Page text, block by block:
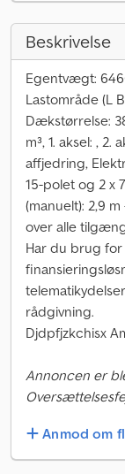
Beskrivelse
Egentvægt:
Lastområde (L
Dækstørrelse:
m³, 1. aksel: , 2.
affjedring,
15-polet og 2 x
(manuelt): 2,9
over alle
Har du brug
rådgivning.
Djdpfjzkchisx
Annoncen er
Anmod om